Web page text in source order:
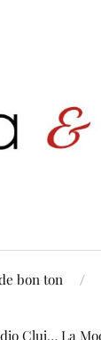
bon ton
Cluj… La